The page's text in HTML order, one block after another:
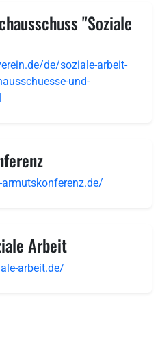
"Soziale
de/soziale-arbeit-
und-
Arbeit
arbeit.de/